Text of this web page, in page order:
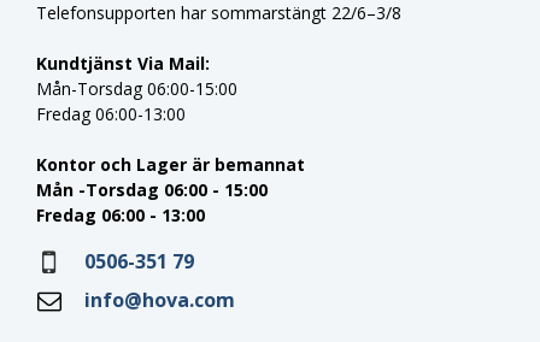
Telefonsupporten har sommarstängt 22/6–3/8
Kundtjänst Via Mail:
Mån-Torsdag 06:00-15:00
Fredag 06:00-13:00
Kontor och Lager är bemannat
Mån -Torsdag 06:00 - 15:00
Fredag 06:00 - 13:00
0506-351 79
info@hova.com